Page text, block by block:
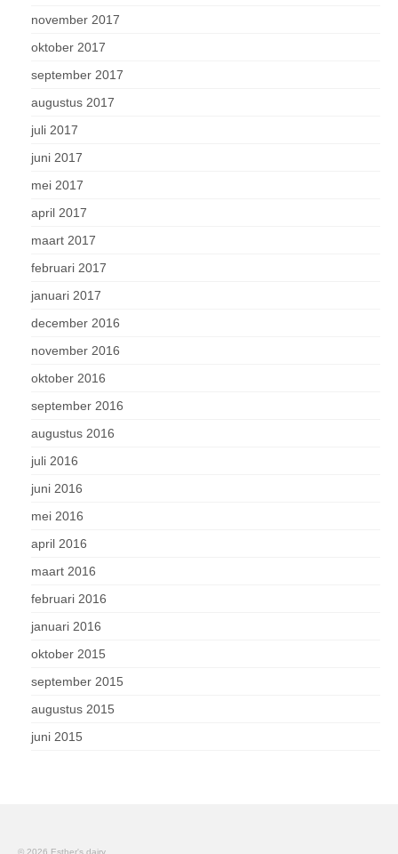
november 2017
oktober 2017
september 2017
augustus 2017
juli 2017
juni 2017
mei 2017
april 2017
maart 2017
februari 2017
januari 2017
december 2016
november 2016
oktober 2016
september 2016
augustus 2016
juli 2016
juni 2016
mei 2016
april 2016
maart 2016
februari 2016
januari 2016
oktober 2015
september 2015
augustus 2015
juni 2015
© 2026 Esther's dairy